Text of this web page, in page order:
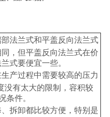
法兰式和平盖反向法兰式
，但平盖反向法兰式在价
式要便宜一些。
产过程中需要较高的压力
没有太大的限制，容积较
条件。
拆卸都比较方便，特别是